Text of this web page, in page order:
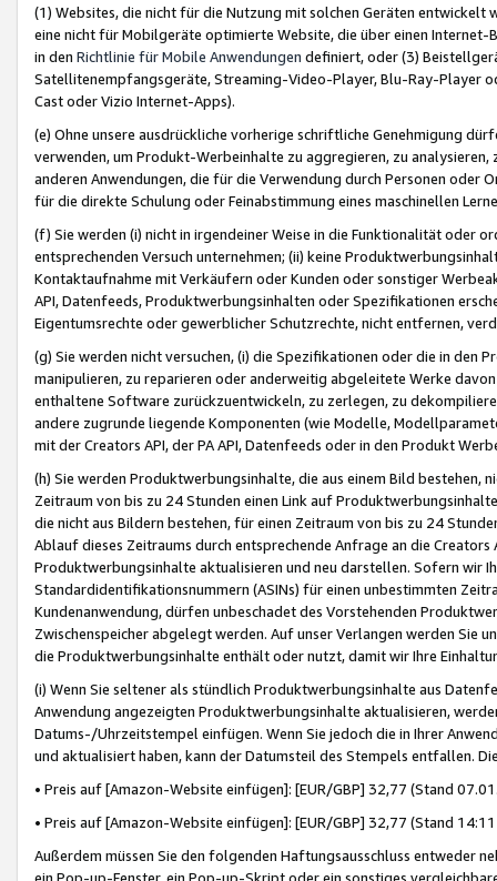
(1) Websites, die nicht für die Nutzung mit solchen Geräten
eine nicht für Mobilgeräte optimierte Website, die über einen
in den Richtlinie für Mobile Anwendungen definiert, oder (3)
Satellitenempfangsgeräte, Streaming-Video-Player, Blu-Ray-Player
Cast oder Vizio Internet-Apps).
(e) Ohne unsere ausdrückliche vorherige schriftliche Genehmigung
verwenden, um Produkt-Werbeinhalte zu aggregieren, zu
anderen Anwendungen, die für die Verwendung durch Personen
für die direkte Schulung oder Feinabstimmung eines maschinellen
(f) Sie werden (i) nicht in irgendeiner Weise in die Funktionalität oder
entsprechenden Versuch unternehmen; (ii) keine
Kontaktaufnahme mit Verkäufern oder Kunden oder sonstiger
API, Datenfeeds, Produktwerbungsinhalten oder Spezifikationen
Eigentumsrechte oder gewerblicher Schutzrechte, nicht entfernen,
(g) Sie werden nicht versuchen, (i) die Spezifikationen oder die in
manipulieren, zu reparieren oder anderweitig abgeleitete Werke
enthaltene Software zurückzuentwickeln, zu zerlegen, zu
andere zugrunde liegende Komponenten (wie Modelle,
mit der Creators API, der PA API, Datenfeeds oder in den Produkt
(h) Sie werden Produktwerbungsinhalte, die aus einem Bild bestehen,
Zeitraum von bis zu 24 Stunden einen Link auf
die nicht aus Bildern bestehen, für einen Zeitraum von bis zu 24
Ablauf dieses Zeitraums durch entsprechende Anfrage an die
Produktwerbungsinhalte aktualisieren und neu darstellen. Sofern wir
Standardidentifikationsnummern (ASINs) für einen unbestimmten
Kundenanwendung, dürfen unbeschadet des Vorstehenden
Zwischenspeicher abgelegt werden. Auf unser Verlangen werden Sie
die Produktwerbungsinhalte enthält oder nutzt, damit wir Ihre
(i) Wenn Sie seltener als stündlich Produktwerbungsinhalte aus
Anwendung angezeigten Produktwerbungsinhalte aktualisieren,
Datums-/Uhrzeitstempel einfügen. Wenn Sie jedoch die in Ihrer
und aktualisiert haben, kann der Datumsteil des Stempels entfallen.
• Preis auf [Amazon-Website einfügen]: [EUR/GBP] 32,77 (Stand
• Preis auf [Amazon-Website einfügen]: [EUR/GBP] 32,77 (Stand
Außerdem müssen Sie den folgenden Haftungsausschluss entweder
ein Pop-up-Fenster, ein Pop-up-Skript oder ein sonstiges